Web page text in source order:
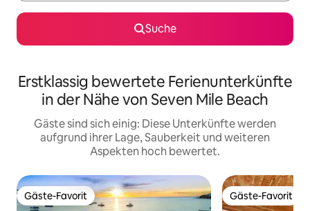
Suche
Erstklassig bewertete Ferienunterkünfte
in der Nähe von Seven Mile Beach
Gäste sind sich einig: Diese Unterkünfte werden
aufgrund ihrer Lage, Sauberkeit und weiteren
Aspekten hoch bewertet.
Gäste-Favorit
Gäste-Favorit Gäste-Favorit
Gäste-Favorit